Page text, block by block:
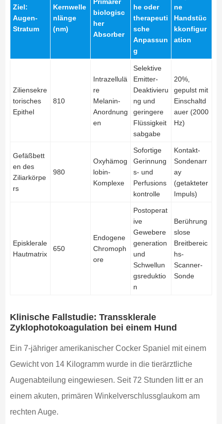
Ziel:
Augen-
Stratum
Kernwelle
nlänge
(nm)
biologisc
her
Absorber
he oder
therapeuti
sche
Anpassun
g
ne
Handstüc
kkonfigur
ation
Ziliensekre
torisches
Epithel
810
Intrazellulä
re
Melanin-
Anordnung
en
Selektive
Emitter-
Deaktivieru
ng und
geringere
Flüssigkeit
sabgabe
20%,
gepulst mit
Einschaltd
auer (2000
Hz)
Gefäßbett
en des
Ziliarkörpe
rs
980
Oxyhämog
lobin-
Komplexe
Sofortige
Gerinnung
s- und
Perfusions
kontrolle
Kontakt-
Sondenarr
ay
(getakteter
Impuls)
Episklerale
Hautmatrix
650
Endogene
Chromoph
ore
Postoperat
ive
Gewebere
generation
und
Schwellun
gsreduktio
n
Berührung
slose
Breitbereic
hs-
Scanner-
Sonde
Klinische Fallstudie: Transsklerale
Zyklophotokoagulation bei einem Hund
Ein 7-jähriger amerikanischer Cocker Spaniel mit einem
Gewicht von 14 Kilogramm wurde in die tierärztliche
Augenabteilung eingewiesen. Seit 72 Stunden litt er an
einem akuten, primären Winkelverschlussglaukom am
rechten Auge.